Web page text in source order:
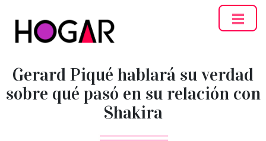
Gerard Piqué hablará su verdad
sobre qué pasó en su relación con
Shakira